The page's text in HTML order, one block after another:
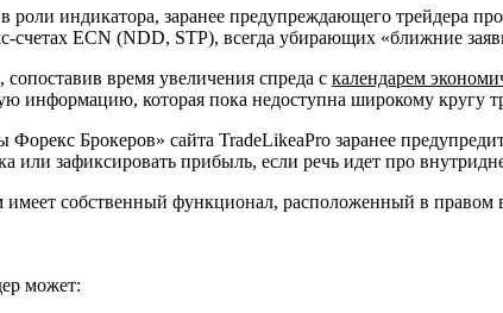
роли индикатора, заранее предупреждающего трейдера
счетах ECN (NDD, STP), всегда убирающих «ближние
время увеличения спреда с календарем
информацию, которая пока недоступна широкому кругу
Брокеров» сайта TradeLikeaPro заранее
или зафиксировать прибыль, если речь идет про
имеет собственный функционал, расположенный в правом
может: